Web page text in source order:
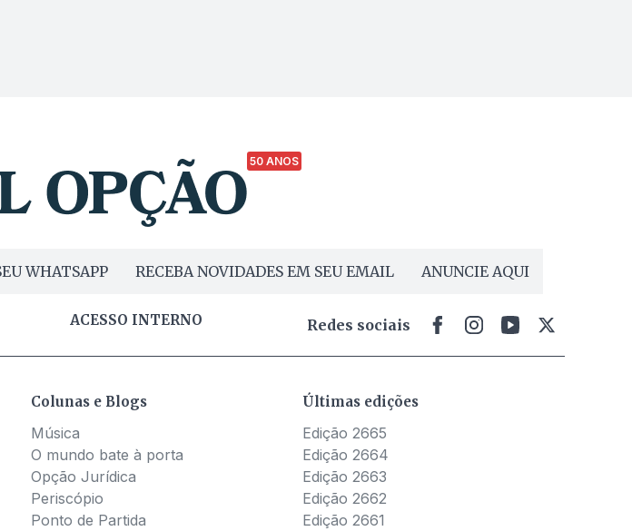
50 ANOS
WHATSAPP RECEBA NOVIDADES EM SEU EMAIL ANUNCIE AQUI
ACESSO INTERNO Redes sociais
Colunas e Blogs
Música
O mundo bate à porta
Opção Jurídica
Periscópio
Ponto de Partida
Últimas edições
Edição 2665
Edição 2664
Edição 2663
Edição 2662
Edição 2661